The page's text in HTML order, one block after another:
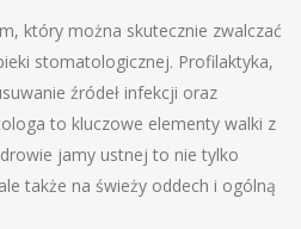
który można skutecznie zwalczać
stomatologicznej. Profilaktyka,
źródeł infekcji oraz
to kluczowe elementy walki z
jamy ustnej to nie tylko
także na świeży oddech i ogólną